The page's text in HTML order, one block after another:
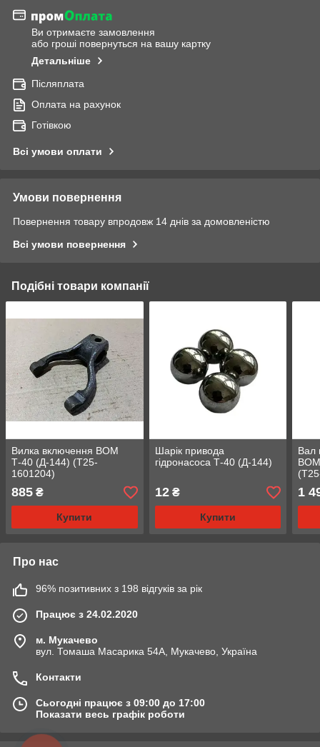
Ви отримаєте замовлення
або гроші повернуться на вашу картку
Детальніше
Післяплата
Оплата на рахунок
Готівкою
Всі умови оплати
Умови повернення
Повернення товару впродовж 14 днів за домовленістю
Всі умови повернення
Подібні товари компанії
Вилка включення ВОМ
Т-40 (Д-144) (Т25-
1601204)
885 ₴
Купити
Шарік привода
гідронасоса Т-40 (Д-144)
12₴
Купити
Вал
ВОМ
1
Про нас
96% позитивних з 198 відгуків за рік
Працює з 24.02.2020
м. Мукачево
вул. Томаша Масарика 54А, Мукачево, Україна
Контакти
Сьогодні працює з 09:00 до 17:00
Показати весь графік роботи